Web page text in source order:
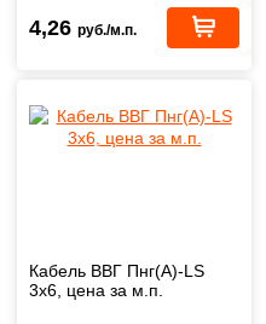
4,26 руб./м.п.
Кабель ВВГ Пнг(А)-LS
3х6, цена за м.п.